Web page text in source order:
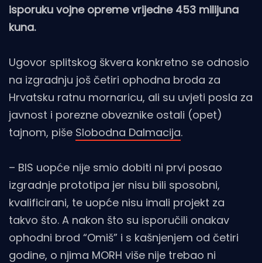
isporuku vojne opreme vrijedne 453 milijuna
kuna.
Ugovor splitskog škvera konkretno se odnosio
na izgradnju još četiri ophodna broda za
Hrvatsku ratnu mornaricu, ali su uvjeti posla za
javnost i porezne obveznike ostali (opet)
tajnom, piše Slobodna Dalmacija.
– BIS uopće nije smio dobiti ni prvi posao
izgradnje prototipa jer nisu bili sposobni,
kvalificirani, te uopće nisu imali projekt za
takvo što. A nakon što su isporučili onakav
ophodni brod “Omiš” i s kašnjenjem od četiri
godine, o njima MORH više nije trebao ni